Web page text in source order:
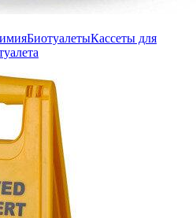
БиотуалетыКассеты для